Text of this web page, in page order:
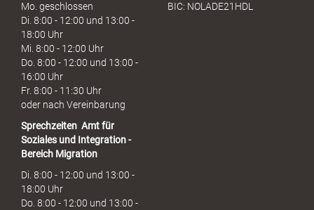
Mo. geschlossen
Di. 8:00 - 12:00 und 13:00 -
18:00 Uhr
Mi. 8:00 - 12:00 Uhr
Do. 8:00 - 12:00 und 13:00 -
16:00 Uhr
Fr. 8:00 - 11:30 Uhr
oder nach Vereinbarung
Sprechzeiten Amt für
Soziales und Integration -
Bereich Migration
Di. 8:00 - 12:00 und 13:00 -
18:00 Uhr
Do. 8:00 - 12:00 und 13:00 -
BIC: NOLADE21HDL